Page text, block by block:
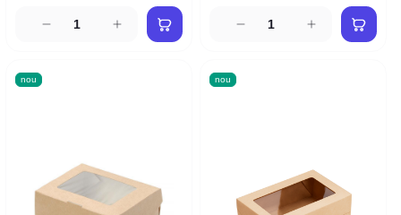
nou nou